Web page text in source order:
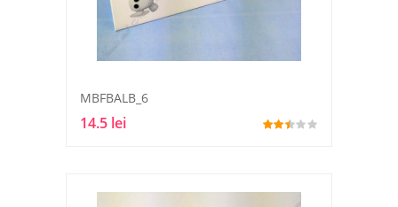
MBFBALB_6
14.5 lei